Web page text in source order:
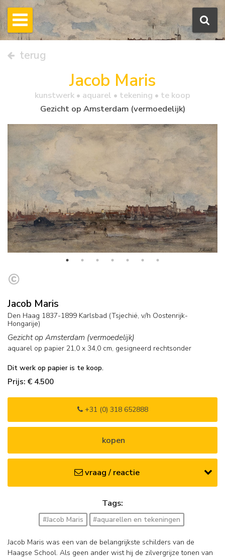
terug
Jacob Maris
kunstwerk • aquarel • tekening • te koop
Gezicht op Amsterdam (vermoedelijk)
Jacob Maris
Den Haag 1837-1899 Karlsbad (Tsjechië, v/h Oostenrijk-
Hongarije)
Gezicht op Amsterdam (vermoedelijk)
aquarel op papier 21,0 x 34,0 cm, gesigneerd rechtsonder
Dit werk op papier is te koop.
Prijs: € 4.500
+31 (0) 318 652888
kopen
vraag / reactie
Tags:
#Jacob Maris #aquarellen en tekeningen
Jacob Maris was een van de belangrijkste schilders van de
Haagse School. Als geen ander wist hij de zilvergrijze tonen van